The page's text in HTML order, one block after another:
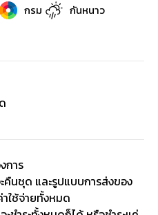
กรม กันหนาว
การ
คืนชุด และรูปแบบการส่งของ
าใช้จ่ายทั้งหมด